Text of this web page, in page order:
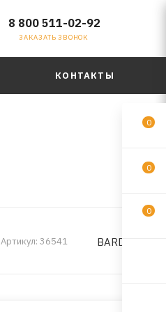
8 800 511-02-92
ЗАКАЗАТЬ ЗВОНОК
КОНТАКТЫ
Артикул: 36541 BARDAHL
0
0
0